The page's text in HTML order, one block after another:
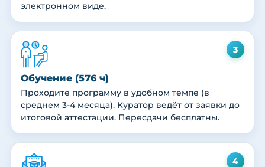
электронном виде.
3
Обучение (576 ч)
Проходите программу в удобном темпе (в
среднем 3-4 месяца). Куратор ведёт от заявки до
итоговой аттестации. Пересдачи бесплатны.
4